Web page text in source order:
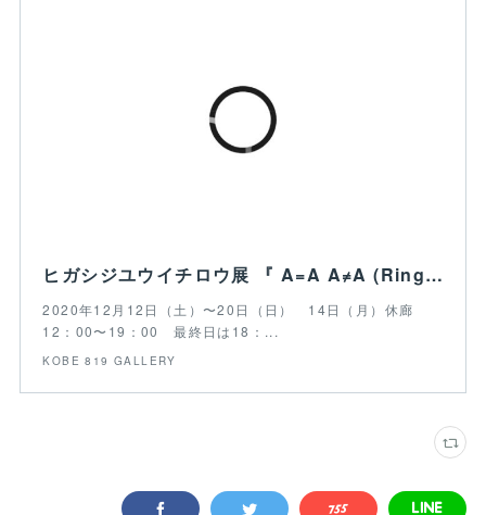
ヒガシジユウイチロウ展 『 A=A A≠A (Ring)』
2020年12月12日（土）〜20日（日） 14日（月）休廊
12：00〜19：00 最終日は18：...
KOBE 819 GALLERY